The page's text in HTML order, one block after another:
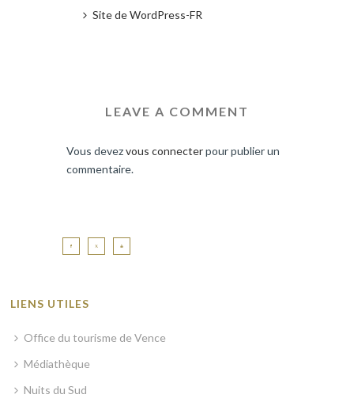
Site de WordPress-FR
LEAVE A COMMENT
Vous devezvous connecterpour publier un
commentaire.
LIENS UTILES
Office du tourisme de Vence
Médiathèque
Nuits du Sud